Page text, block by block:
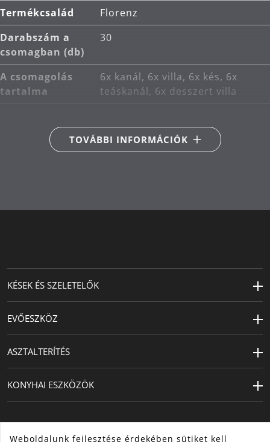
Termékcsalád
Florenz
Darabszám a
csomagban (db)
30
A csomagolás
tartalma
6x kanál, 6x villa, 6x kés, 6x
teáskanál, 6x desszert villa
Cromargan® 18/10
Termékápolás
mosogatógépben mosható
TOVÁBBI INFORMÁCIÓK
KÉSEK ÉS SZELETELŐK
EVŐESZKÖZ
ASZTALTERÍTÉS
KONYHAI ESZKÖZÖK
Weboldalunk fejlesztése érdekében sütiket kell